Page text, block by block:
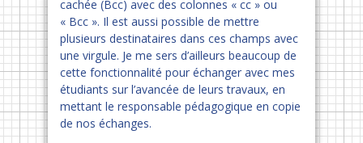
cachée (Bcc) avec des colonnes « cc » ou
« Bcc ». Il est aussi possible de mettre
plusieurs destinataires dans ces champs avec
une virgule. Je me sers d’ailleurs beaucoup de
cette fonctionnalité pour échanger avec mes
étudiants sur l’avancée de leurs travaux, en
mettant le responsable pédagogique en copie
de nos échanges.